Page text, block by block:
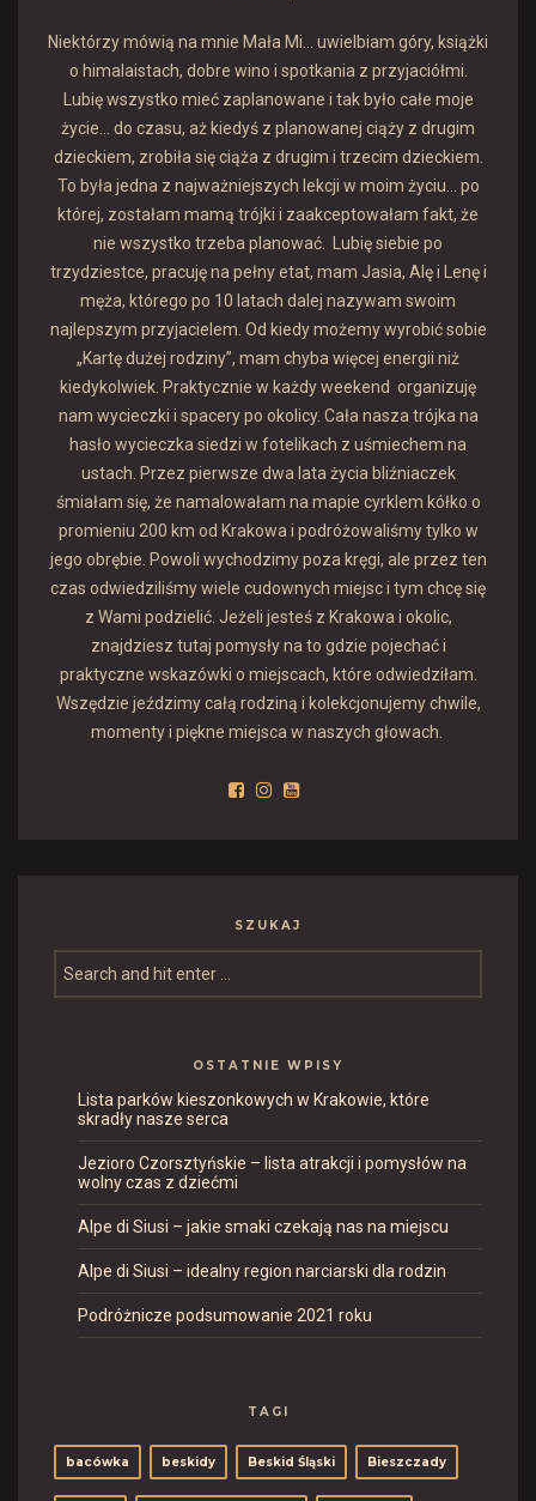
Niektórzy mówią na mnie Mała Mi... uwielbiam góry, książki
o himalaistach, dobre wino i spotkania z przyjaciółmi.
Lubię wszystko mieć zaplanowane i tak było całe moje
życie… do czasu, aż kiedyś z planowanej ciąży z drugim
dzieckiem, zrobiła się ciąża z drugim i trzecim dzieckiem.
To była jedna z najważniejszych lekcji w moim życiu... po
której, zostałam mamą trójki i zaakceptowałam fakt, że
nie wszystko trzeba planować. Lubię siebie po
trzydziestce, pracuję na pełny etat, mam Jasia, Alę i Lenę i
męża, którego po 10 latach dalej nazywam swoim
najlepszym przyjacielem. Od kiedy możemy wyrobić sobie
„Kartę dużej rodziny”, mam chyba więcej energii niż
kiedykolwiek. Praktycznie w każdy weekend organizuję
nam wycieczki i spacery po okolicy. Cała nasza trójka na
hasło wycieczka siedzi w fotelikach z uśmiechem na
ustach. Przez pierwsze dwa lata życia bliźniaczek
śmiałam się, że namalowałam na mapie cyrklem kółko o
promieniu 200 km od Krakowa i podróżowaliśmy tylko w
jego obrębie. Powoli wychodzimy poza kręgi, ale przez ten
czas odwiedziliśmy wiele cudownych miejsc i tym chcę się
z Wami podzielić. Jeżeli jesteś z Krakowa i okolic,
znajdziesz tutaj pomysły na to gdzie pojechać i
praktyczne wskazówki o miejscach, które odwiedziłam.
Wszędzie jeździmy całą rodziną i kolekcjonujemy chwile,
momenty i piękne miejsca w naszych głowach.
SZUKAJ
OSTATNIE WPISY
Lista parków kieszonkowych w Krakowie, które
skradły nasze serca
Jezioro Czorsztyńskie – lista atrakcji i pomysłów na
wolny czas z dziećmi
Alpe di Siusi – jakie smaki czekają nas na miejscu
Alpe di Siusi – idealny region narciarski dla rodzin
Podróżnicze podsumowanie 2021 roku
TAGI
bacówka beskidy Beskid Śląski Bieszczady